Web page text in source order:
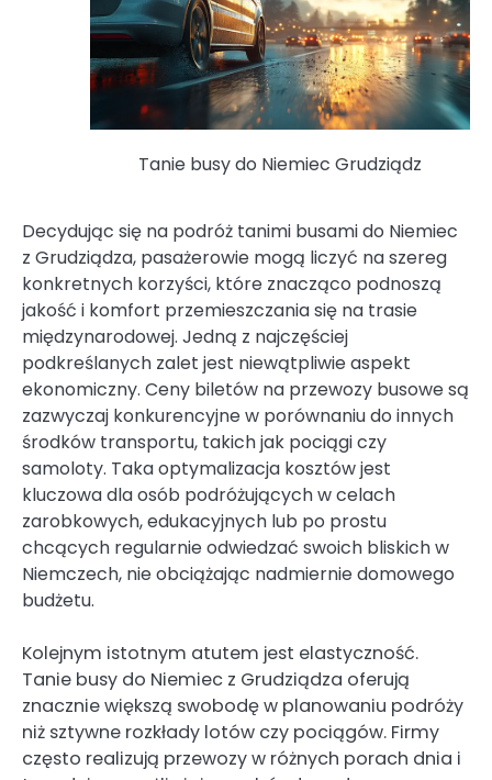
Tanie busy do Niemiec Grudziądz
Decydując się na podróż tanimi busami do Niemiec
z Grudziądza, pasażerowie mogą liczyć na szereg
konkretnych korzyści, które znacząco podnoszą
jakość i komfort przemieszczania się na trasie
międzynarodowej. Jedną z najczęściej
podkreślanych zalet jest niewątpliwie aspekt
ekonomiczny. Ceny biletów na przewozy busowe są
zazwyczaj konkurencyjne w porównaniu do innych
środków transportu, takich jak pociągi czy
samoloty. Taka optymalizacja kosztów jest
kluczowa dla osób podróżujących w celach
zarobkowych, edukacyjnych lub po prostu
chcących regularnie odwiedzać swoich bliskich w
Niemczech, nie obciążając nadmiernie domowego
budżetu.
Kolejnym istotnym atutem jest elastyczność.
Tanie busy do Niemiec z Grudziądza oferują
znacznie większą swobodę w planowaniu podróży
niż sztywne rozkłady lotów czy pociągów. Firmy
często realizują przewozy w różnych porach dnia i